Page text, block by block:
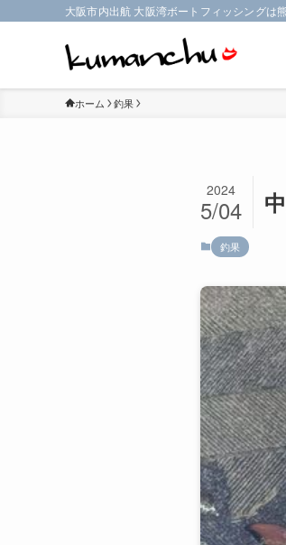
大阪市内出航 大阪湾ボートフィッシングは
ホーム 釣果
2024
5/04
釣果